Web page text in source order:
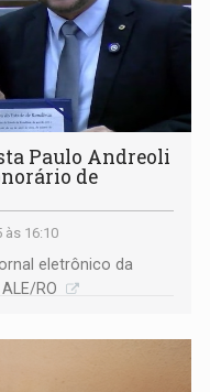
Paulo Andreoli
de
às 16:10
eletrônico da
RO